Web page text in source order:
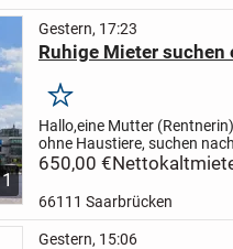
1
Gestern, 17:23
Ruhige Mieter suchen
Merken
Hallo,eine Mutter
ohne Haustiere, suchen
ruhiges Zuhause.Unsere
650,00 €
66111 Saarbrücken
Gestern, 15:06